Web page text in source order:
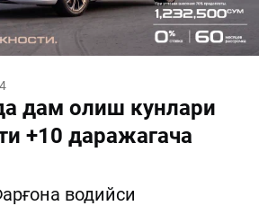
дам олиш кунлари
+10 даражагача
водийси